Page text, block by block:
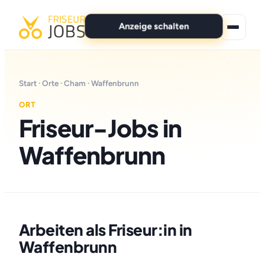
Anzeige schalten
Für Bewerber
Marken
Start ·Orte ·Cham · Waffenbrunn
ORT
Friseur-Jobs in
Waffenbrunn
Arbeiten als Friseur:in in
Waffenbrunn